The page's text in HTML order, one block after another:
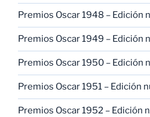
Premios Oscar 1948 – Edición
Premios Oscar 1949 – Edición
Premios Oscar 1950 – Edición
Premios Oscar 1951 – Edición
Premios Oscar 1952 – Edición